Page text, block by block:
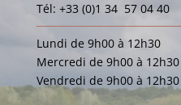
Tél: +33 (0)1 34 57 04 40
Lundi de 9h00 à 12h30
Mercredi de 9h00 à 12h30
Vendredi de 9h00 à 12h30